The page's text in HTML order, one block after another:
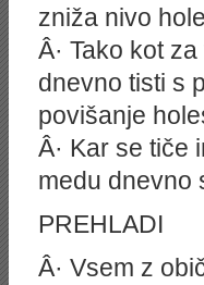
zniža nivo
Â· Tako kot
dnevno tisti s
povišanje
Â· Kar se
medu dnevno
PREHLADI
Â· Vsem z